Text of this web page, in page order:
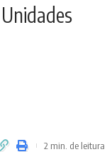
2 min. de leitura